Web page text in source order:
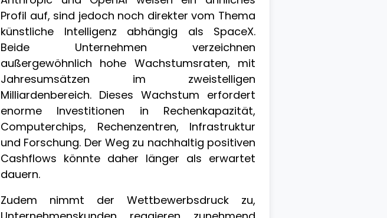
Profil auf, sind jedoch noch direkter vom Thema
künstliche Intelligenz abhängig als SpaceX.
Beide Unternehmen verzeichnen
außergewöhnlich hohe Wachstumsraten, mit
Jahresumsätzen im zweistelligen
Milliardenbereich. Dieses Wachstum erfordert
enorme Investitionen in Rechenkapazität,
Computerchips, Rechenzentren, Infrastruktur
und Forschung. Der Weg zu nachhaltig positiven
Cashflows könnte daher länger als erwartet
dauern.
Zudem nimmt der Wettbewerbsdruck zu,